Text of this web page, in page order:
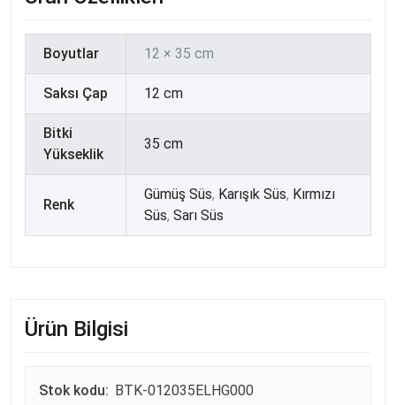
Boyutlar 12 × 35 cm
Saksı Çap 12 cm
Bitki
Yükseklik
35 cm
Renk
Gümüş Süs, Karışık Süs, Kırmızı
Süs, Sarı Süs
Ürün Bilgisi
Stok kodu: BTK-012035ELHG000